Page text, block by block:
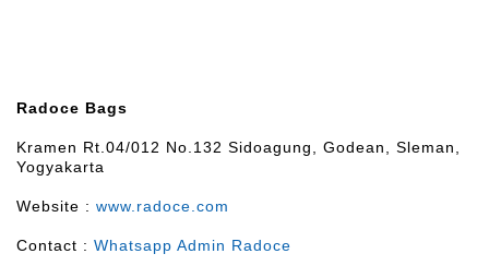
Radoce Bags
Kramen Rt.04/012 No.132 Sidoagung, Godean, Sleman,
Yogyakarta
Website : www.radoce.com
Contact : Whatsapp Admin Radoce